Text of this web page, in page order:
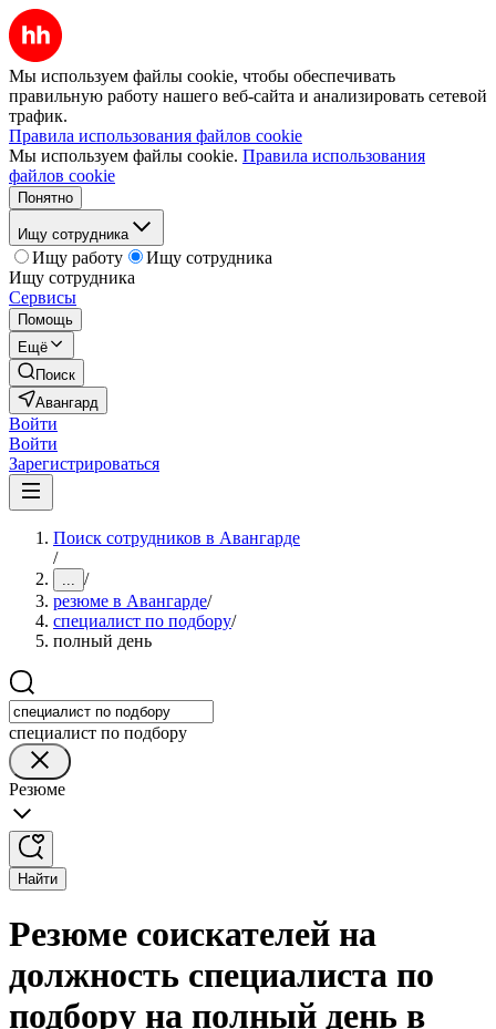
Мы используем файлы cookie, чтобы обеспечивать
правильную работу нашего веб-сайта и анализировать сетевой
трафик.
Правила использования файлов cookie
Мы используем файлы cookie. Правила использования
файлов cookie
Понятно
Ищу сотрудника
Ищу работу
Ищу сотрудника
Ищу сотрудника
Сервисы
Помощь
Ещё
Поиск
Авангард
Войти
Войти
Зарегистрироваться
Поиск сотрудников в Авангарде
/
... /
резюме в Авангарде/
специалист по подбору/
полный день
специалист по подбору
Резюме
Найти
Резюме соискателей на
должность специалиста по
подбору на полный день в